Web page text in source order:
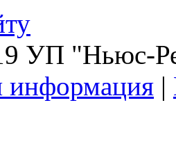
УП "Ньюс-
информация |